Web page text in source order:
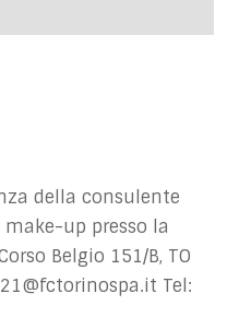
della consulente
up presso la
Belgio 151/B, TO
Tel: